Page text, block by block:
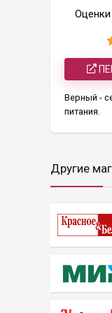
Оценки
Верный -
питания.
Другие